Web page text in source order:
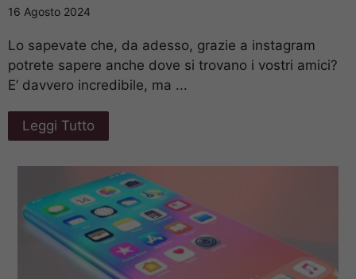
16 Agosto 2024
Lo sapevate che, da adesso, grazie a instagram
potrete sapere anche dove si trovano i vostri amici?
E’ davvero incredibile, ma ...
Leggi Tutto